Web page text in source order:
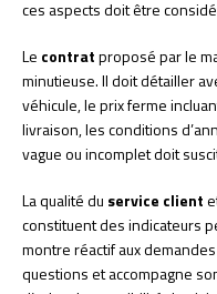
ces aspects doit être
Le contratproposé par le
minutieuse. Il doit détailler
véhicule, le prix ferme
livraison, les conditions
vague ou incomplet doit
La qualité du service client
constituent des indicateurs
montre réactif aux
questions et accompagne